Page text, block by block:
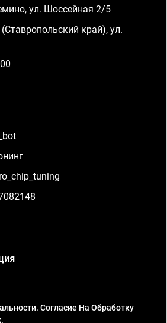
ул. Шоссейная 2/5
край), ул.
Согласие На Обработку